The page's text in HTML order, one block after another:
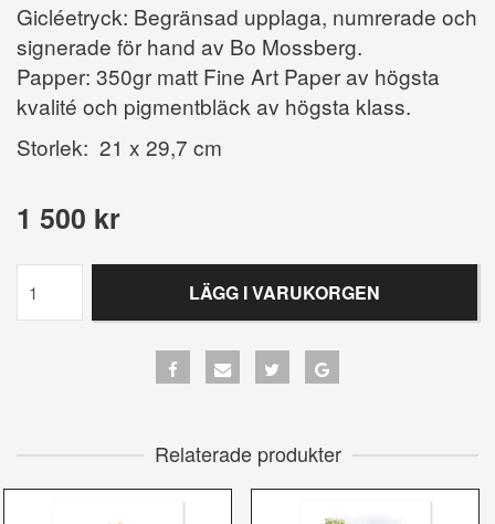
Gicléetryck: Begränsad upplaga, numrerade och
signerade för hand av Bo Mossberg.
Papper: 350gr matt Fine Art Paper av högsta
kvalité och pigmentbläck av högsta klass.
Storlek: 21 x 29,7 cm
1 500 kr
LÄGG I VARUKORGEN
Relaterade produkter